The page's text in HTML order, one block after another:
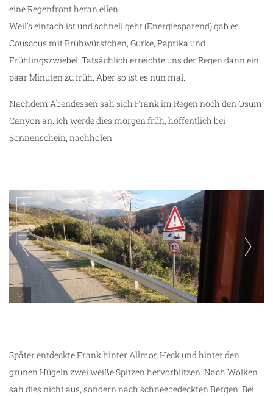
eine Regenfront heran eilen.
Weil’s einfach ist und schnell geht (Energiesparend) gab es
Couscous mit Brühwürstchen, Gurke, Paprika und
Frühlingszwiebel. Tatsächlich erreichte uns der Regen dann ein
paar Minuten zu früh. Aber so ist es nun mal.
Nachdem Abendessen sah sich Frank im Regen noch den Osum
Canyon an. Ich werde dies morgen früh, hoffentlich bei
Sonnenschein, nachholen.
Später entdeckte Frank hinter Allmos Heck und hinter den
grünen Hügeln zwei weiße Spitzen hervorblitzen. Nach Wolken
sah dies nicht aus, sondern nach schneebedeckten Bergen. Bei